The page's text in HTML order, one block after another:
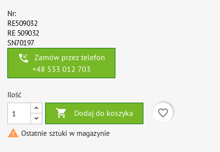
Nr:
RE509032
RE 509032
SN70197
phone_callback
Zamów przez telefon
+48 533 012 703
Ilość
 Dodaj do koszyka
favorite_border
 Ostatnie sztuki w magazynie